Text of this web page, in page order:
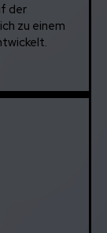
der
zu einem